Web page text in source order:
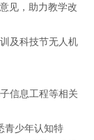
见，助力教学改
及科技节无人机
信息工程等相关
青少年认知特